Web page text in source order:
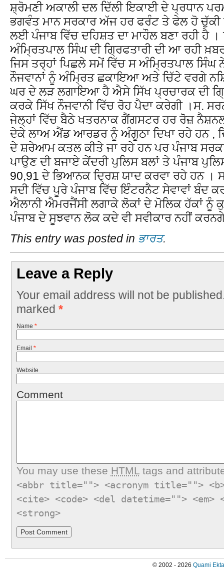
ਸ਼੍ਰੋਮਣੀ ਅਕਾਲੀ ਦਲ ਦਿੱਲੀ ਇਕਾਈ ਦੇ ਪ੍ਰਧਾਨ
ਭਗਵੰਤ ਮਾਨ ਸਰਕਾਰ ਅੱਜ ਹਰ ਫਰੰਟ ਤੇ ਫੇਲ ਹੋ
ਲਈ ਪੰਜਾਬ ਵਿੱਚ ਦਹਿਸ਼ਤ ਦਾ ਮਾਹੌਲ ਬਣਾ ਰਹੀ ਹੈ
ਅੰਮ੍ਰਿਤਪਾਲ ਸਿੰਘ ਦੀ ਗ੍ਰਿਫਤਾਰੀ ਦੀ ਆ ਰਹੀ
ਜਿਸ ਤਰ੍ਹਾਂ ਪਿਛਲੇ ਸਮੇਂ ਵਿੱਚ ਸ ਅੰਮ੍ਰਿਤਪਾਲ ਸਿੰਘ ਨੇ
ਨੌਜਵਾਨਾਂ ਨੂੰ ਅੰਮ੍ਰਿਤ ਛਕਾਇਆ ਅਤੇ ਚਿੱਟੇ ਵਰਗੇ
ਘਰ ਦੇ ਲੜ ਲਗਾਇਆ ਹੈ ਐਸੇ ਸਿੱਖ ਪ੍ਰਚਾਰਕ ਦੀ
ਕਰਕੇ ਸਿੱਖ ਨੌਜਵਾਨੀ ਵਿੱਚ ਰੋਹ ਪੈਦਾ ਕਰੇਗੀ ।ਸ.
ਜੇਲ੍ਹਾਂ ਵਿੱਚ ਬੈਠੇ ਖਤਰਨਾਕ ਗੈਂਗਸਟਰ ਹਰ ਰੋਜ਼
ਦੇਕੇ ਲਾਅ ਐਂਡ ਆਰਡਰ ਨੂੰ ਅੰਗੂਠਾ ਦਿਖਾ ਰਹੇ ਹਨ ,
ਦੇ ਸ਼ਰੇਆਮ ਕਤਲ ਕੀਤੇ ਜਾ ਰਹੇ ਹਨ ਪਰ ਪੰਜਾਬ
ਪਾਉਣ ਦੀ ਬਜਾਏ ਕੇਂਦਰੀ ਪੁਲਿਸ ਬਲਾਂ ਤੇ ਪੰਜਾਬ
90,91 ਦੇ ਭਿਆਨਕ ਦ੍ਰਿਸ਼ ਯਾਦ ਕਰਵਾ ਰਹੇ ਹਨ ।
ਸਦੀ ਵਿੱਚ ਪੂਰੇ ਪੰਜਾਬ ਵਿੱਚ ਇੰਟਰਨੈਟ ਸੇਵਾਵਾਂ ਬੰਦ
ਐਲਾਨੀ ਐਮਰਜੈਂਸੀ ਲਗਾਕੇ ਲੋਕਾਂ ਦੇ ਮੋਲਿਕ ਹੱਕਾਂ ਨੂੰ
ਪੰਜਾਬ ਦੇ ਸੂਝਵਾਨ ਲੋਕ ਕਦੇ ਵੀ ਸਵੀਕਾਰ ਨਹੀਂ
This entry was posted in ਭਾਰਤ.
Leave a Reply
Your email address will not be
marked *
Name *
Email *
Website
Comment
You may use these HTMLtags and
<abbr title=""> <acronym title="">
<cite> <code> <del datetime="">
<strong>
© 2002 - 2026 Quami